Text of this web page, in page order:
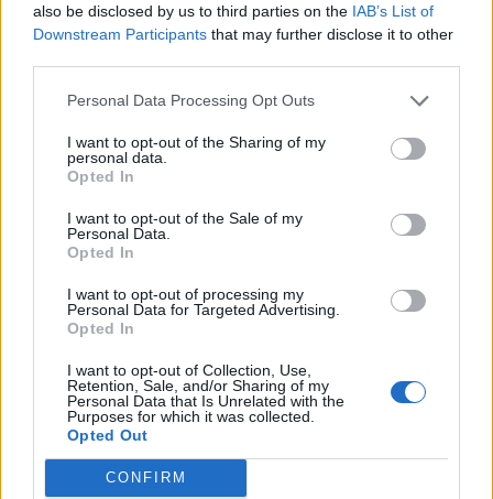
also be disclosed by us to third parties on the IAB’s List of
Downstream Participants that may further disclose it to other
Personal Data Processing Opt Outs
I want to opt-out of the Sharing of my
personal data.
Opted In
I want to opt-out of the Sale of my
Personal Data.
Opted In
I want to opt-out of processing my
Personal Data for Targeted Advertising.
Opted In
I want to opt-out of Collection, Use,
Retention, Sale, and/or Sharing of my
Personal Data that Is Unrelated with the
Purposes for which it was collected.
Opted Out
CONFIRM
Dobříšsko
Festival hudby na zámku Dobříš sází na
jedinečnou atmosféru. Klasiku propojí
s dalšími žánry i rodinným programem
Lesního divadla Skalka. Nabídne hudbu,
divadlo i tvořivé dílny